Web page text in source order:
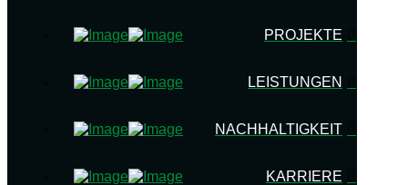
PROJEKTE
LEISTUNGEN
NACHHALTIGKEIT
KARRIERE